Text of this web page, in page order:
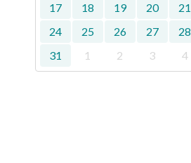
17
18 19 20 21
24
25 26 27 28
31
1 2 3 4